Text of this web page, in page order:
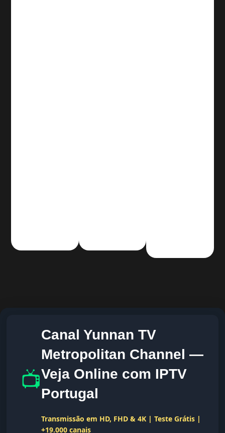
📺
Canal Yunnan TV
Metropolitan Channel —
Veja Online com IPTV
Portugal
Transmissão em HD, FHD & 4K | Teste Grátis |
+19.000 canais